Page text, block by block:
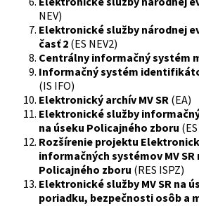
NEV)
Elektronické služby národnej
časť 2 (ES NEV2)
Centrálny informačný systém
Informačný systém
(IS IFO)
Elektronický archív MV SR (EA)
Elektronické služby
na úseku Policajného zboru
Rozšírenie projektu
informačných systémov MV SR
Policajného zboru (RES ISPZ)
Elektronické služby MV SR na
poriadku, bezpečnosti osôb a